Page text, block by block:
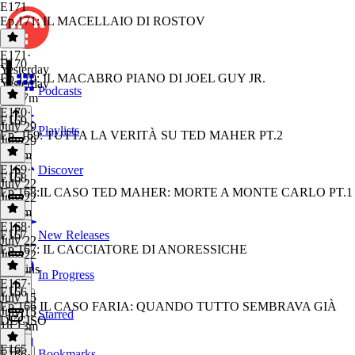
Podcasts
Playlists
Discover
New Releases
In Progress
Starred
E171
Ep.171: IL MACELLAIO DI ROSTOV
E171 ·
Yesterday
Yesterday
1h 17m
E170
Ep.170: IL MACABRO PIANO DI JOEL GUY JR.
E170·
July 29
July 29
1h 2m
E169
Ep..169: TUTTA LA VERITÀ SU TED MAHER PT.2
E169·
July 22
July 22
1h 6m
E168
Ep.168:IL CASO TED MAHER: MORTE A MONTE CARLO PT.1
E168·
July 22
July 22
48 mins
E167
Ep.167: IL CACCIATORE DI ANORESSICHE
E167·
July 15
July 15
1h 13m
E166
Ep.166 IL CASO FARIA: QUANDO TUTTO SEMBRAVA GIÀ
DECISO
E165